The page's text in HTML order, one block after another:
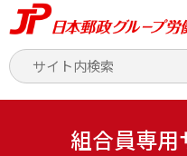
組合員専用